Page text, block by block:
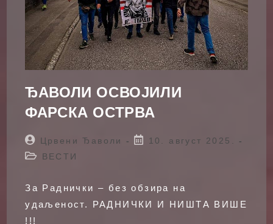
ЂАВОЛИ ОСВОЈИЛИ
ФАРСКА ОСТРВА
Post
author:
Црвени Ђаволи
Post10. август 2025.
PostВЕСТИ
За Раднички – без обзира на
удаљеност. РАДНИЧКИ И НИШТА ВИШЕ
!!!